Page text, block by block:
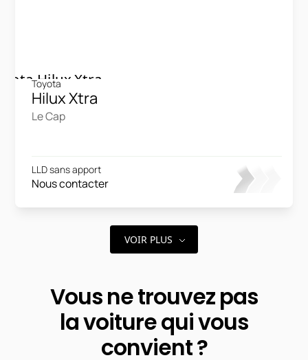
Toyota
Hilux Xtra
Le Cap
LLD sans apport
Nous contacter
VOIR PLUS
Vous ne trouvez pas
la voiture qui vous
convient ?